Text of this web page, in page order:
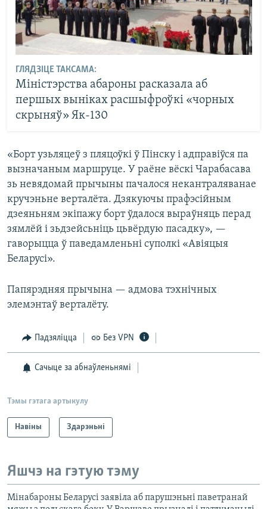
ГЛЯДЗІЦЕ ТАКСАМА:
Міністэрства абароны расказала аб
першых выніках расшыфроўкі «чорных
скрыняў» Як-130
«Борт узьляцеў з пляцоўкі ў Пінску і адправіўся па
вызначаным маршруце. У раёне вёскі Чарабасава
зь невядомай прычыны пачалося некантраляванае
кручэньне верталёта. Дзякуючы прафэсійным
дзеяньням экіпажу борт ўдалося выраўняць перад
зямлёй і зьдзейсьніць цьвёрдую пасадку», —
гаворыцца ў паведамленьні суполкі «Авіяцыя
Беларусі».
Папярэдняя прычына — адмова тэхнічных
элемэнтаў верталёту.
Падзяліцца Без VPN
Сачыце за абнаўленьнямі
Тэмы гэтага артыкулу
Навіны Здарэньні
Яшчэ на гэтую тэму
Мінабароны Беларусі заявіла аб парушэньні паветранай